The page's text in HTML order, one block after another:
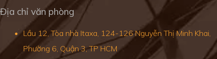
Địa chỉ văn phòng
Lầu 12, Tòa nhà Itaxa, 124-126 Nguyễn Thị Minh Khai,
Phường 6, Quận 3, TP HCM